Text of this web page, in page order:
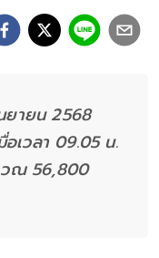
ยายน 2568
เวลา 09.05 น.
ณ 56,800